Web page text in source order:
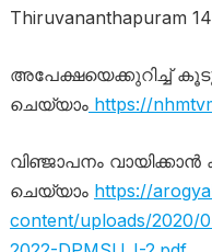
Thiruvananthapuram
അപേക്ഷയെക്കുറിച്ച്
ചെയ്യാംhttps://
വിഞ്ജാപനം വായിക്കാൻ
ചെയ്യാം https://
content/uploads/2020/